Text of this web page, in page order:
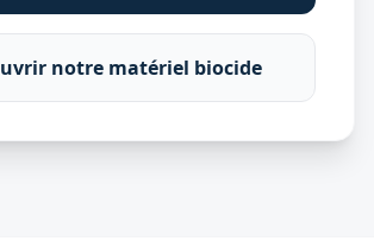
notre matériel biocide